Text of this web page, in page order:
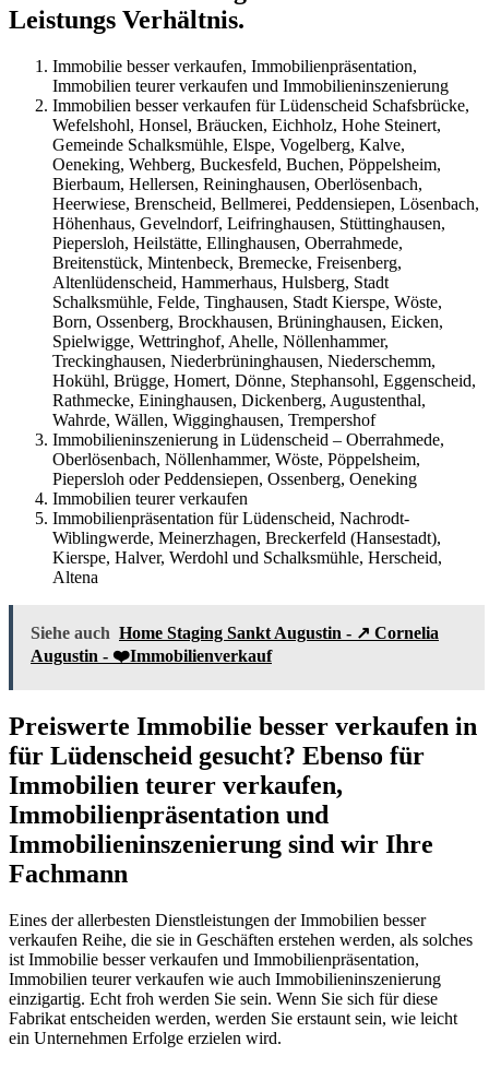
Leistungs Verhältnis.
Immobilie besser verkaufen, Immobilienpräsentation,
Immobilien teurer verkaufen und Immobilieninszenierung
Immobilien besser verkaufen für Lüdenscheid Schafsbrücke,
Wefelshohl, Honsel, Bräucken, Eichholz, Hohe Steinert,
Gemeinde Schalksmühle, Elspe, Vogelberg, Kalve,
Oeneking, Wehberg, Buckesfeld, Buchen, Pöppelsheim,
Bierbaum, Hellersen, Reininghausen, Oberlösenbach,
Heerwiese, Brenscheid, Bellmerei, Peddensiepen, Lösenbach,
Höhenhaus, Gevelndorf, Leifringhausen, Stüttinghausen,
Piepersloh, Heilstätte, Ellinghausen, Oberrahmede,
Breitenstück, Mintenbeck, Bremecke, Freisenberg,
Altenlüdenscheid, Hammerhaus, Hulsberg, Stadt
Schalksmühle, Felde, Tinghausen, Stadt Kierspe, Wöste,
Born, Ossenberg, Brockhausen, Brüninghausen, Eicken,
Spielwigge, Wettringhof, Ahelle, Nöllenhammer,
Treckinghausen, Niederbrüninghausen, Niederschemm,
Hokühl, Brügge, Homert, Dönne, Stephansohl, Eggenscheid,
Rathmecke, Eininghausen, Dickenberg, Augustenthal,
Wahrde, Wällen, Wigginghausen, Trempershof
Immobilieninszenierung in Lüdenscheid – Oberrahmede,
Oberlösenbach, Nöllenhammer, Wöste, Pöppelsheim,
Piepersloh oder Peddensiepen, Ossenberg, Oeneking
Immobilien teurer verkaufen
Immobilienpräsentation für Lüdenscheid, Nachrodt-
Wiblingwerde, Meinerzhagen, Breckerfeld (Hansestadt),
Kierspe, Halver, Werdohl und Schalksmühle, Herscheid,
Altena
Siehe auch Home Staging Sankt Augustin - ↗️ Cornelia
Augustin - ❤️Immobilienverkauf
Preiswerte Immobilie besser verkaufen in
für Lüdenscheid gesucht? Ebenso für
Immobilien teurer verkaufen,
Immobilienpräsentation und
Immobilieninszenierung sind wir Ihre
Fachmann
Eines der allerbesten Dienstleistungen der Immobilien besser
verkaufen Reihe, die sie in Geschäften erstehen werden, als solches
ist Immobilie besser verkaufen und Immobilienpräsentation,
Immobilien teurer verkaufen wie auch Immobilieninszenierung
einzigartig. Echt froh werden Sie sein. Wenn Sie sich für diese
Fabrikat entscheiden werden, werden Sie erstaunt sein, wie leicht
ein Unternehmen Erfolge erzielen wird.